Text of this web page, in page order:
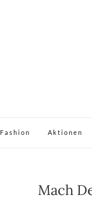
Fashion Aktionen
Mach